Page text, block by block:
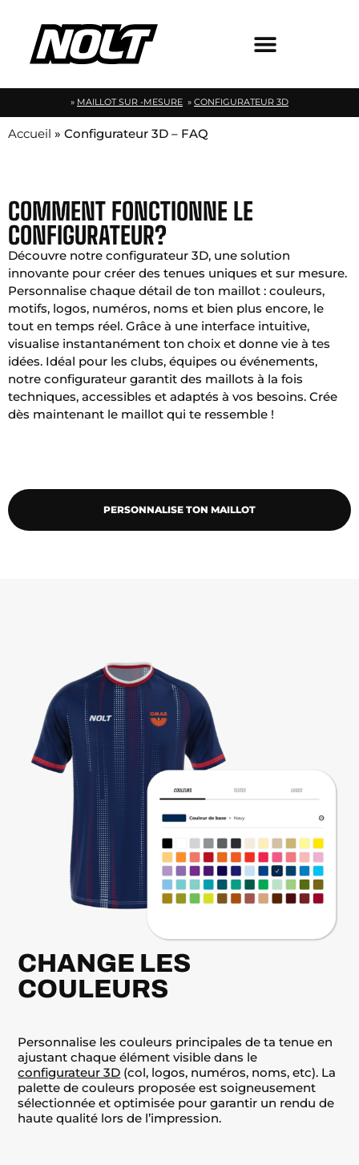
» MAILLOT SUR -MESURE » CONFIGURATEUR 3D
Accueil » Configurateur 3D – FAQ
COMMENT FONCTIONNE LE
CONFIGURATEUR?
Découvre notre configurateur 3D, une solution
innovante pour créer des tenues uniques et sur mesure.
Personnalise chaque détail de ton maillot : couleurs,
motifs, logos, numéros, noms et bien plus encore, le
tout en temps réel. Grâce à une interface intuitive,
visualise instantanément ton choix et donne vie à tes
idées. Idéal pour les clubs, équipes ou événements,
notre configurateur garantit des maillots à la fois
techniques, accessibles et adaptés à vos besoins. Crée
dès maintenant le maillot qui te ressemble !
PERSONNALISE TON MAILLOT
CHANGE LES
COULEURS
Personnalise les couleurs principales de ta tenue en
ajustant chaque élément visible dans le
configurateur 3D (col, logos, numéros, noms, etc). La
palette de couleurs proposée est soigneusement
sélectionnée et optimisée pour garantir un rendu de
haute qualité lors de l’impression.